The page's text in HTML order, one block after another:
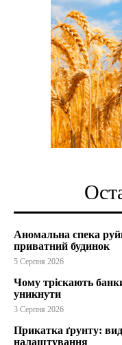
Аномальна спека
приватний будинок
5 Серпня 2026
Чому тріскають
уникнути
3 Серпня 2026
Прикатка ґрунту:
налаштування